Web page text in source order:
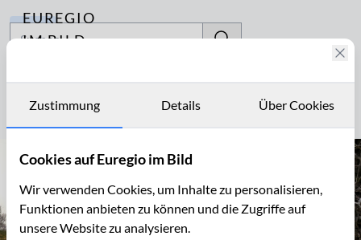
EUREGIO
IM BILD
Archiv
Kontakt
Archiv
Zustimmung Details Über Cookies
Cookies auf Euregio im Bild
Wir verwenden Cookies, um Inhalte zu personalisieren,
Funktionen anbieten zu können und die Zugriffe auf
unsere Website zu analysieren.